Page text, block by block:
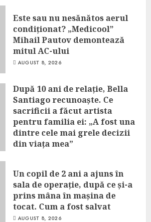
Este sau nu nesănătos aerul
condiționat? „Medicool”
Mihail Pautov demontează
mitul AC-ului
AUGUST 8, 2026
După 10 ani de relație, Bella
Santiago recunoaște. Ce
sacrificii a făcut artista
pentru familia ei: „A fost una
dintre cele mai grele decizii
din viața mea”
Un copil de 2 ani a ajuns în
sala de operație, după ce și-a
prins mâna în mașina de
tocat. Cum a fost salvat
AUGUST 8, 2026